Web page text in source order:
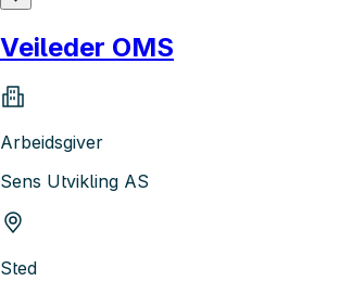
Veileder OMS
Arbeidsgiver
Sens Utvikling AS
Sted